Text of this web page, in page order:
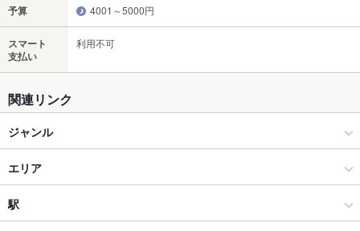
予算 4001～5000円
スマート
支払い
利用不可
関連リンク
ジャンル
居酒屋
和風
エリア
高知駅
駅